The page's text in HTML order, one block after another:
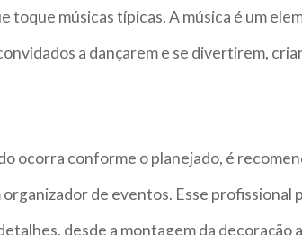
toque músicas típicas. A música é um
a dançarem e se divertirem,
ocorra conforme o planejado, é
de eventos. Esse profissional
desde a montagem da decoração